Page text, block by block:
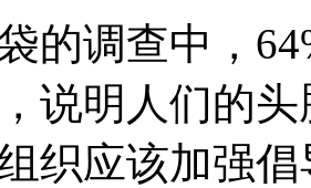
的调查中，
说明人们的
织应该加强